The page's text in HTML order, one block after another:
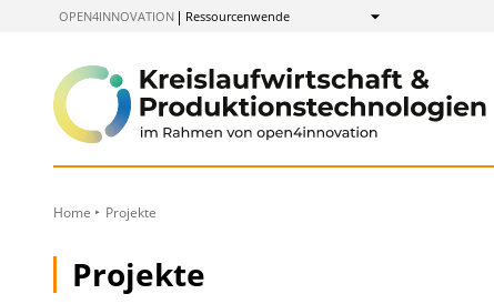
OPEN4INNOVATION Ressourcenwende
Anzeigen
Home Projekte
Projekte